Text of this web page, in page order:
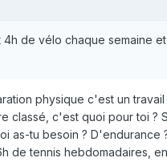
de vélo chaque semaine
physique c'est un
classé, c'est quoi pour toi ?
as-tu besoin ? D'endurance
de tennis hebdomadaires,